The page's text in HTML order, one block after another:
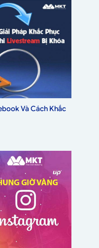
Và Cách Khắc